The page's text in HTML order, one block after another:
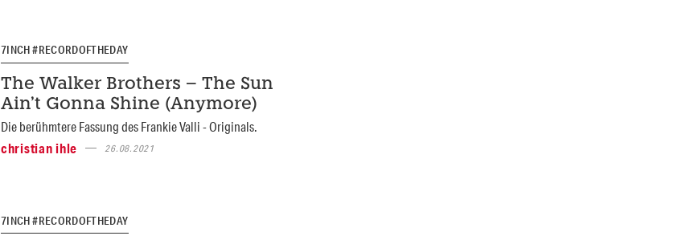
7INCH #RECORDOFTHEDAY
The Walker Brothers – The Sun
Ain’t Gonna Shine (Anymore)
Die berühmtere Fassung des Frankie Valli - Originals.
christian ihle
26.08.2021
7INCH #RECORDOFTHEDAY